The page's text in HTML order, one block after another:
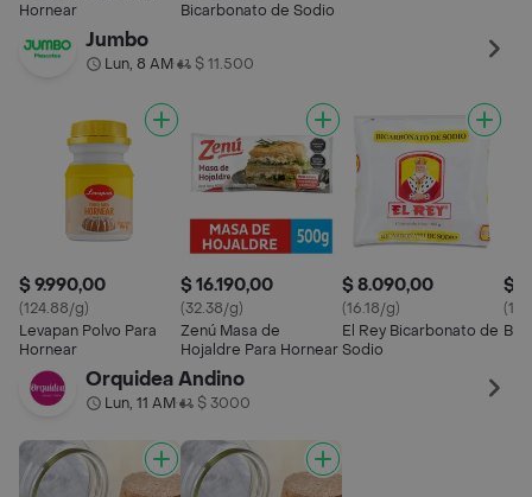
Hornear
Bicarbonato de Sodio
Jumbo
Lun, 8 AM• $ 11.500
$ 9.990,00
(124.88/g)
Levapan Polvo Para
Hornear
$ 16.190,00
(32.38/g)
Zenú Masa de
Hojaldre Para Hornear
$ 8.090,00
(16.18/g)
El Rey Bicarbonato de
Sodio
$
Orquidea Andino
Lun, 11 AM• $ 3000